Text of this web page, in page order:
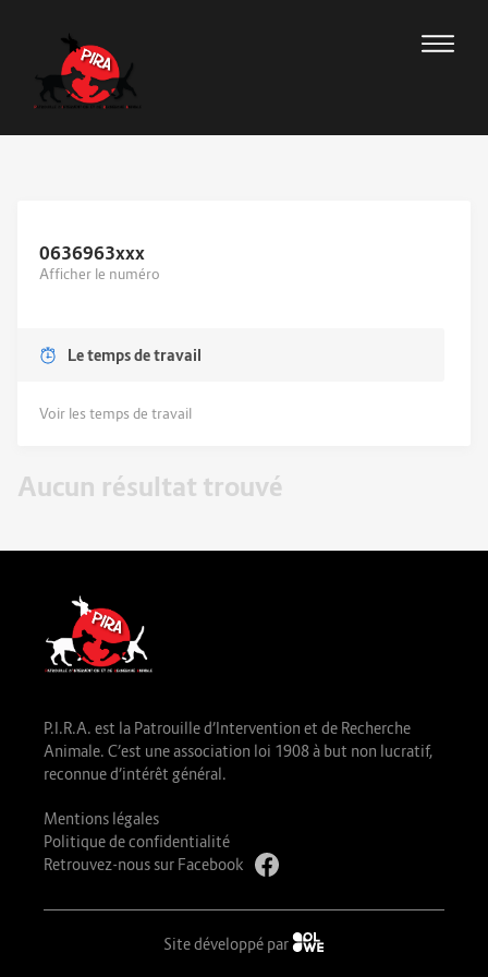
0636963xxx
Afficher le numéro
Le temps de travail
Voir les temps de travail
Aucun résultat trouvé
P.I.R.A. est la Patrouille d’Intervention et de Recherche
Animale. C’est une association loi 1908 à but non lucratif,
reconnue d’intérêt général.
Mentions légales
Politique de confidentialité
Retrouvez-nous sur Facebook
Site développé par